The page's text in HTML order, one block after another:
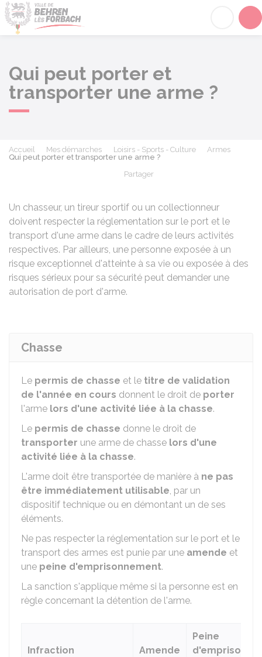
Qui peut porter et
transporter une arme ?
Accueil Mes démarches Loisirs - Sports - Culture
Armes
Qui peut porter et transporter une arme ?
Partager
Un chasseur, un tireur sportif ou un collectionneur
doivent respecter la réglementation sur le port et le
transport d'une arme dans le cadre de leurs activités
respectives. Par ailleurs, une personne exposée à un
risque exceptionnel d'atteinte à sa vie ou exposée à des
risques sérieux pour sa sécurité peut demander une
autorisation de port d'arme.
Chasse
Le permis de chasse et le titre de validation
de l'année en cours donnent le droit de porter
l'arme lors d'une activité liée à la chasse.
Le permis de chasse donne le droit de
transporter une arme de chasse lors d'une
activité liée à la chasse.
L'arme doit être transportée de manière à ne pas
être immédiatement utilisable, par un
dispositif technique ou en démontant un de ses
éléments.
Ne pas respecter la réglementation sur le port et le
transport des armes est punie par une amende et
une peine d'emprisonnement.
La sanction s'applique même si la personne est en
règle concernant la détention de l'arme.
Infraction Amende
Peine